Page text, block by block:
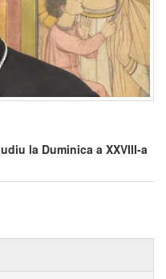
la Duminica a XXVIII-a